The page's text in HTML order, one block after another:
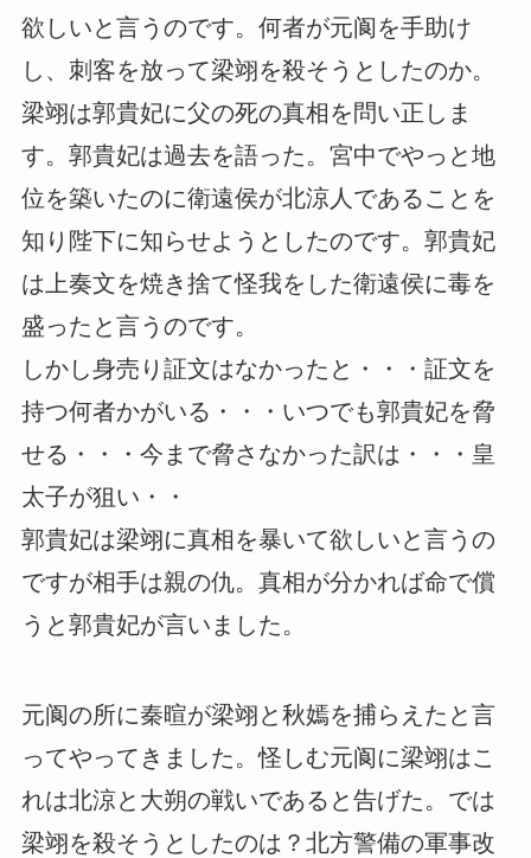
欲しいと言うのです。何者が元阆を手助け
し、刺客を放って梁翊を殺そうとしたのか。
梁翊は郭貴妃に父の死の真相を問い正しま
す。郭貴妃は過去を語った。宮中でやっと地
位を築いたのに衛遠侯が北涼人であることを
知り陛下に知らせようとしたのです。郭貴妃
は上奏文を焼き捨て怪我をした衛遠侯に毒を
盛ったと言うのです。
しかし身売り証文はなかったと・・・証文を
持つ何者かがいる・・・いつでも郭貴妃を脅
せる・・・今まで脅さなかった訳は・・・皇
太子が狙い・・
郭貴妃は梁翊に真相を暴いて欲しいと言うの
ですが相手は親の仇。真相が分かれば命で償
うと郭貴妃が言いました。
元阆の所に秦暄が梁翊と秋嫣を捕らえたと言
ってやってきました。怪しむ元阆に梁翊はこ
れは北涼と大朔の戦いであると告げた。では
梁翊を殺そうとしたのは？北方警備の軍事改